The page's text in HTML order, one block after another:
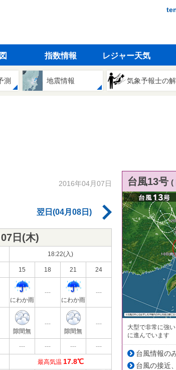
指数情報 レジャー天気
測 地震情報 気象予報士の
2016年04月07日
翌日(04月08日)
日(木)
18:22(入)
15 18 21 24
にわか雨
---
にわか雨
---
隙間無
---
隙間無
---
--- --- --- ---
最高気温 17.8℃
台風13号 (
大型で非常に強
に進んでいます
台風情報の
台風の接近